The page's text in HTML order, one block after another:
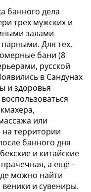
банного дела
трех мужских и
залами
Для тех,
бани (8
русской
в Сандунах
и здоровья
или
на территории
банного дня
и китайские
а ещё -
можно найти
и сувениры.